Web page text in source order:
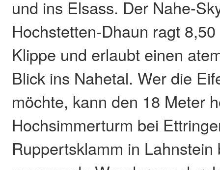
und ins Elsass. Der Nahe-
Hochstetten-Dhaun ragt
Klippe und erlaubt einen
Blick ins Nahetal. Wer die
möchte, kann den 18 Meter
Hochsimmerturm bei
Ruppertsklamm in Lahnstein